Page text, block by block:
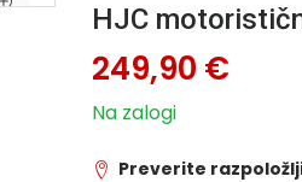
HJC
249,90 €
Na zalogi
Preverite